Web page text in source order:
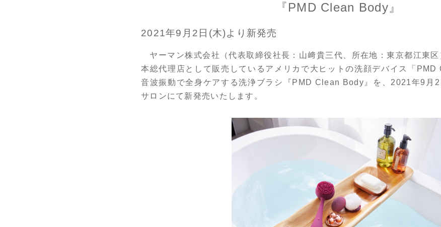
『PMD Clean Body』
2021年9月2日(木)より新発売
ヤーマン株式会社（代表取締役社長：山﨑貴三代、所在地：東京都江東
本総代理店として販売しているアメリカで大ヒットの洗顔デバイス「PMD
音波振動で全身ケアする洗浄ブラシ『PMD Clean Body』を、2021年9月
サロンにて新発売いたします。